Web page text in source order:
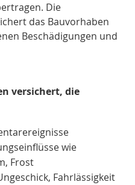
Die
das Bauvorhaben
Beschädigungen und
versichert, die
wie
Frost
Fahrlässigkeit